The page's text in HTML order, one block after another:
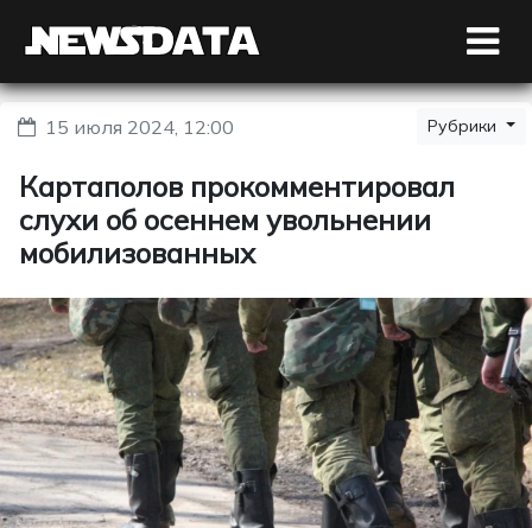
15 июля 2024, 12:00 Рубрики
Картаполов прокомментировал
слухи об осеннем увольнении
мобилизованных